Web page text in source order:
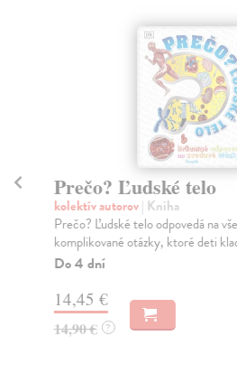
Prečo? Ľudské telo
kolektív autorov| Kniha
Prečo? Ľudské telo odpovedá na
komplikované otázky, ktoré deti
Do 4 dní
14,45 €
14,90 € ?